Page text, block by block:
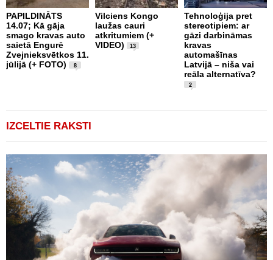
PAPILDINĀTS
14.07; Kā gāja
smago kravas auto
saietā Engurē
Zvejnieksvētkos 11.
jūlijā (+ FOTO)
8
Vilciens Kongo
laužas cauri
atkritumiem (+
VIDEO)
13
Tehnoloģija pret
stereotipiem: ar
gāzi darbināmas
kravas
automašīnas
Latvijā – niša vai
reāla alternatīva?
2
IZCELTIE RAKSTI